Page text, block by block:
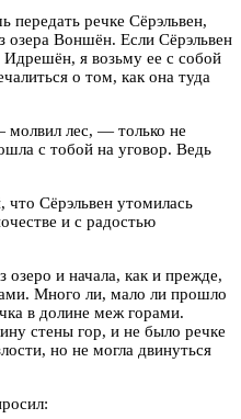
речке Сёрэльвен,
озера Воншён. Если Сёрэльвен
Идрешён, я возьму ее с собой
о том, как она туда
лес, — только не
с тобой на уговор. Ведь
что Сёрэльвен утомилась
и с радостью
и начала, как и прежде,
Много ли, мало ли прошло
в долине меж горами.
стены гор, и не было речке
но не могла двинуться